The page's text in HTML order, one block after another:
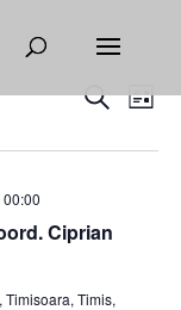
Events
and
Search
List
Ciprian
Timisoara, Timis,